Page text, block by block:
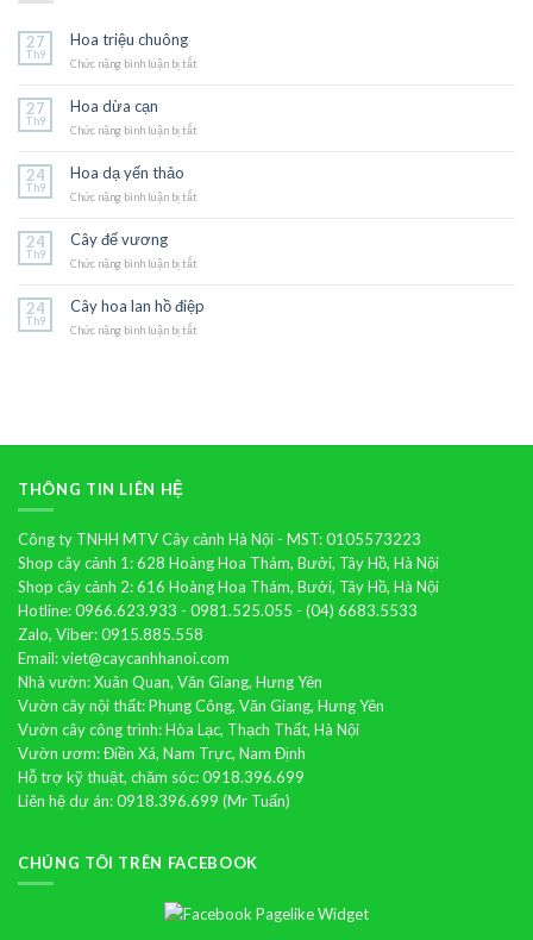
27
Th9
Hoa triệu chuông
Chức năng bình luận bị tắt
27
Th9
Hoa dừa cạn
Chức năng bình luận bị tắt
24
Th9
Hoa dạ yến thảo
Chức năng bình luận bị tắt
24
Th9
Cây đế vương
Chức năng bình luận bị tắt
vương
24
Th9
Cây hoa lan hồ điệp
Chức năng bình luận bị tắt
THÔNG TIN LIÊN HỆ
Công ty TNHH MTV Cây cảnh Hà Nội - MST: 0105573223
Shop cây cảnh 1: 628 Hoàng Hoa Thám, Bưởi, Tây Hồ, Hà Nội
Shop cây cảnh 2: 616 Hoàng Hoa Thám, Bưởi, Tây Hồ, Hà Nội
Hotline: 0966.623.933 - 0981.525.055 - (04) 6683.5533
Zalo, Viber: 0915.885.558
Email: viet@caycanhhanoi.com
Nhà vườn: Xuân Quan, Văn Giang, Hưng Yên
Vườn cây nội thất: Phụng Công, Văn Giang, Hưng Yên
Vườn cây công trình: Hòa Lạc, Thạch Thất, Hà Nội
Vườn ươm: Điền Xá, Nam Trực, Nam Định
Hỗ trợ kỹ thuật, chăm sóc: 0918.396.699
Liên hệ dự án: 0918.396.699 (Mr Tuấn)
CHÚNG TÔI TRÊN FACEBOOK